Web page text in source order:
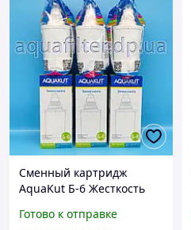
Сменный картридж
AquaKut Б-6 Жесткость
Готово к отправке